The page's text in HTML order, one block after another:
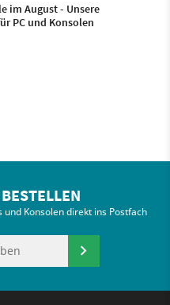
im August - Unsere
PC und Konsolen
Konsolen direkt ins Postfach